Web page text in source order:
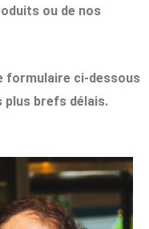
ou de nos
formulaire ci-dessous
plus brefs délais.